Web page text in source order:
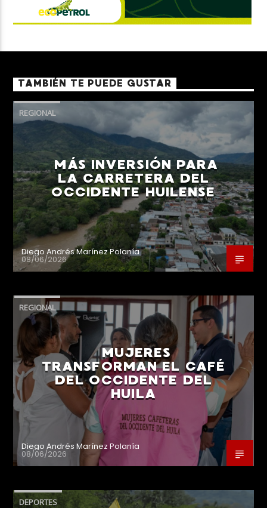
TAMBIÉN TE PUEDE GUSTAR
REGIONAL
MÁS INVERSIÓN PARA
LA CARRETERA DEL
OCCIDENTE HUILENSE
Diego Andrés Marínez Polanía
08/06/2026
REGIONAL
MUJERES
TRANSFORMAN EL CAFÉ
DEL OCCIDENTE DEL
HUILA
Diego Andrés Marínez Polanía
08/06/2026
DEPORTES